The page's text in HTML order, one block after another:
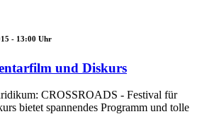
- 13:00 Uhr
und Diskurs
CROSSROADS - Festival für
bietet spannendes Programm und tolle